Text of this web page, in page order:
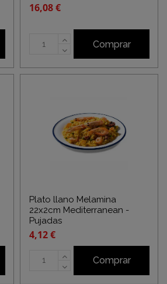
16,08 €
Comprar
Plato llano Melamina
22x2cm Mediterranean -
Pujadas
4,12 €
Comprar